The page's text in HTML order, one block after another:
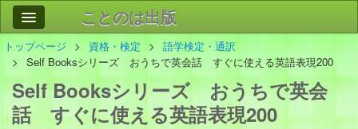
ことのは出版
作品
事業案内
会社情報
お問い合わせ
トップページ 資格・検定
語学検定・通訳
Self Booksシリーズ おうちで英会話 すぐに使える英語表現200
Self Booksシリーズ おうちで英会
話 すぐに使える英語表現200